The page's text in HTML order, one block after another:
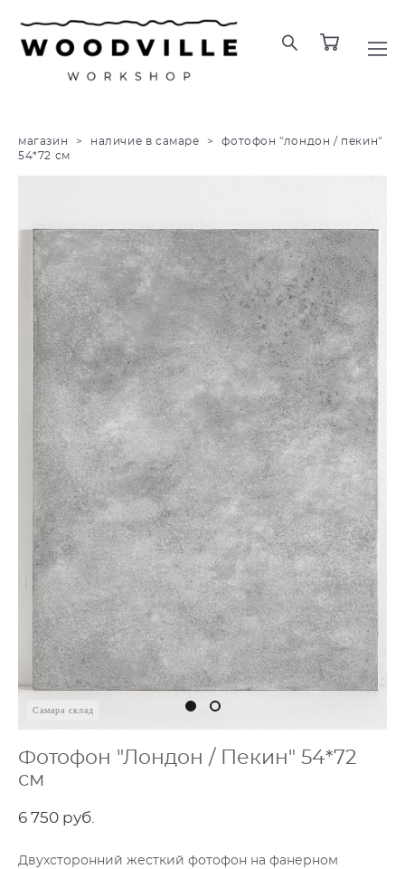
магазин > наличие в самаре >
фотофон "лондон / пекин"
54*72 см
Самара склад
Фотофон "Лондон / Пекин" 54*72
см
6 750 pуб.
Двухсторонний жесткий фотофон на фанерном